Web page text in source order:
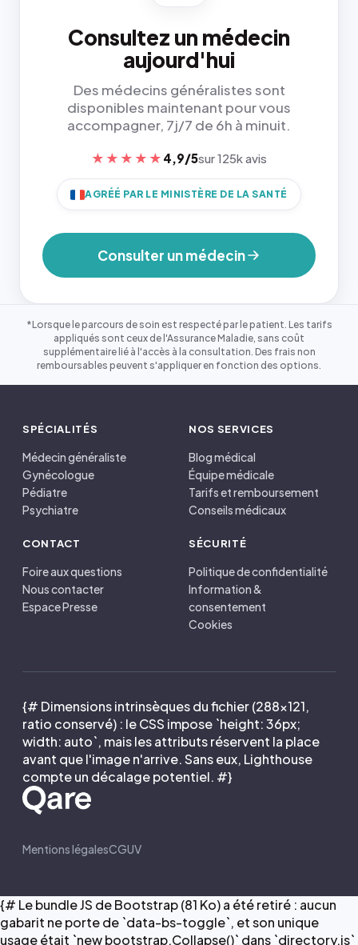
Consultez un médecin
aujourd'hui
Des médecins généralistes sont
disponibles maintenant pour vous
accompagner, 7j/7 de 6h à minuit.
★★★★★ 4,9/5sur 125k avis
AGRÉÉ PAR LE MINISTÈRE DE LA SANTÉ
Consulter un médecin
*Lorsque le parcours de soin est respecté par le patient. Les tarifs
appliqués sont ceux de l'Assurance Maladie, sans coût
supplémentaire lié à l'accès à la consultation. Des frais non
remboursables peuvent s'appliquer en fonction des options.
SPÉCIALITÉS
Médecin généraliste
Gynécologue
Pédiatre
Psychiatre
NOS SERVICES
Blog médical
Équipe médicale
Tarifs et remboursement
Conseils médicaux
CONTACT
Foire aux questions
Nous contacter
Espace Presse
SÉCURITÉ
Politique de confidentialité
Information &
consentement
Cookies
{# Dimensions intrinsèques du fichier (288×121,
ratio conservé) : le CSS impose `height: 36px;
width: auto`, mais les attributs réservent la place
avant que l'image n'arrive. Sans eux, Lighthouse
compte un décalage potentiel. #}
Mentions légalesCGUV
{# Le bundle JS de Bootstrap (81 Ko) a été retiré : aucun
gabarit ne porte de `data-bs-toggle`, et son unique
usage était `new bootstrap.Collapse()` dans `directory.js`